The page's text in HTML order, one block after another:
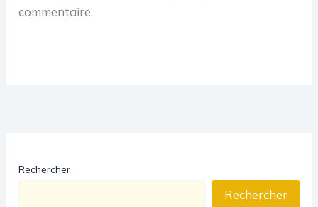
commentaire.
Rechercher
Rechercher